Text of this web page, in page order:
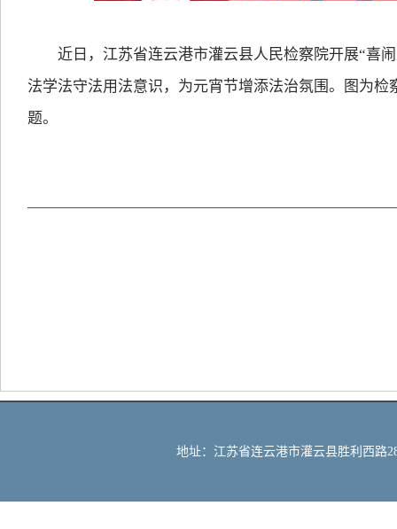
近日，江苏省连云港市灌云县人民检察院开展“喜闹
法学法守法用法意识，为元宵节增添法治氛围。图为
题。
地址：江苏省连云港市灌云县胜利西